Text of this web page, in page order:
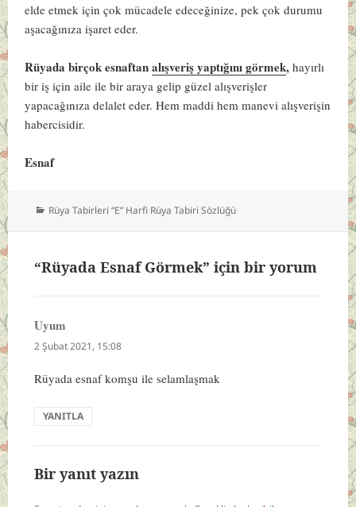
elde etmek için çok mücadele edeceğinize, pek çok durumu
aşacağınıza işaret eder.
Rüyada birçok esnaftanalışveriş yaptığını görmek, hayırlı
bir iş için aile ile bir araya gelip güzel alışverişler
yapacağınıza delalet eder. Hem maddi hem manevi alışverişin
habercisidir.
Esnaf
Kategoriler
Rüya Tabirleri “E” Harfi Rüya Tabiri Sözlüğü
“Rüyada Esnaf Görmek” için bir yorum
Uyum
ki:
2 Şubat 2021, 15:08
Rüyada esnaf komşu ile selamlaşmak
YANITLA
Bir yanıt yazın